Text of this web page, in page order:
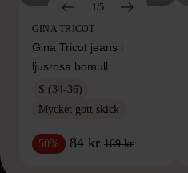
1/5
GINA TRICOT
Gina Tricot jeans i
ljusrosa bomull
S (34-36)
Mycket gott skick
50% 84 kr 169 kr